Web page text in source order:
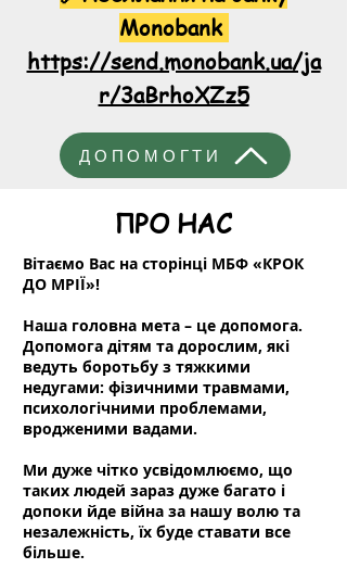
Monobank
https://send.monobank.ua/ja
r/3aBrhoXZz5
ДОПОМОГТИ
ПРО НАС
Вітаємо Вас на сторінці МБФ «КРОК
ДО МРІЇ»!
Наша головна мета – це допомога.
Допомога дітям та дорослим, які
ведуть боротьбу з тяжкими
недугами: фізичними травмами,
психологічними проблемами,
вродженими вадами.
Ми дуже чітко усвідомлюємо, що
таких людей зараз дуже багато і
допоки йде війна за нашу волю та
незалежність, їх буде ставати все
більше.